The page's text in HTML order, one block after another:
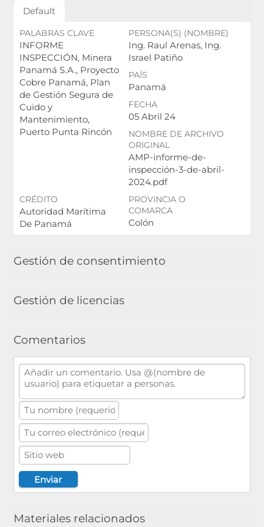
Default
PALABRAS CLAVE
INFORME
INSPECCIÓN, Minera
Panamá S.A., Proyecto
Cobre Panamá, Plan
de Gestión Segura de
Cuido y
Mantenimiento,
Puerto Punta Rincón
PERSONA(S) (NOMBRE)
Ing. Raul Arenas, Ing.
Israel Patiño
PAÍS
Panamá
FECHA
05 Abril 24
NOMBRE DE ARCHIVO
ORIGINAL
AMP-informe-de-
inspección-3-de-abril-
2024.pdf
CRÉDITO
Autoridad Marítima
De Panamá
PROVINCIA O
COMARCA
Colón
Gestión de consentimiento
Gestión de licencias
Comentarios
Materiales relacionados